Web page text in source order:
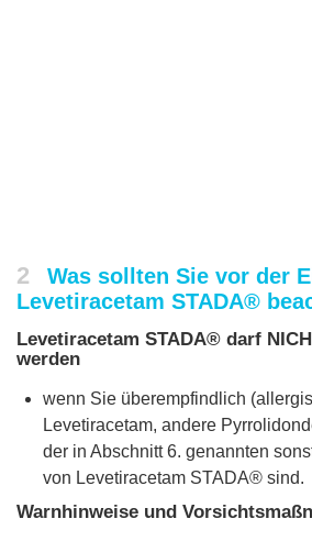
2
Was sollten Sie vor der
Levetiracetam STADA®
Levetiracetam STADA® darf
werden
wenn Sie überempfindlich
Levetiracetam, andere
der in Abschnitt 6. genannten
von Levetiracetam STADA® sind.
Warnhinweise und